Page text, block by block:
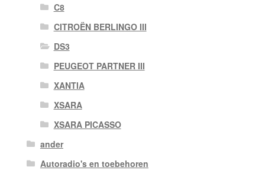
C8
CITROËN BERLINGO III
DS3
PEUGEOT PARTNER III
XANTIA
XSARA
XSARA PICASSO
ander
Autoradio's en toebehoren